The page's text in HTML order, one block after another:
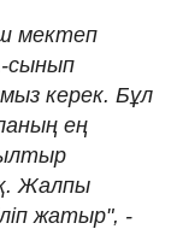
мектеп
сынып
керек. Бұл
ең
Жалпы
жатыр", -